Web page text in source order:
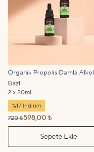
Organik Propolis Damla Alkol
Bazlı
2 x 20ml
%17 İndirim
720 ₺598,00 ₺
Sepete Ekle